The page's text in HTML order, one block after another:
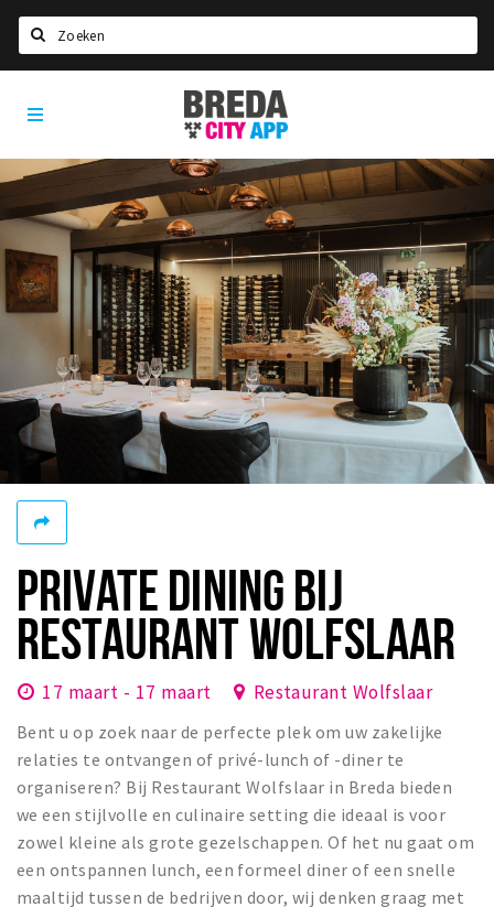
Home
Agenda
Deals
Party pics
Nieuws, interviews & blogs
Eten
Drinken
Slapen
Recreatief
Winkels
Winkelgebieden
Bezienswaardigheden
Musea, theaters & podia
Uitjes & activiteiten
Toeristische routes
Natuurgebieden
Baroniepoorten
Sport
Breda
City
App
PRIVATE DINING BIJ
RESTAURANT WOLFSLAAR
17 maart - 17 maart Restaurant Wolfslaar
Bent u op zoek naar de perfecte plek om uw zakelijke
relaties te ontvangen of privé-lunch of -diner te
organiseren? Bij Restaurant Wolfslaar in Breda bieden
we een stijlvolle en culinaire setting die ideaal is voor
zowel kleine als grote gezelschappen. Of het nu gaat om
een ontspannen lunch, een formeel diner of een snelle
maaltijd tussen de bedrijven door, wij denken graag met